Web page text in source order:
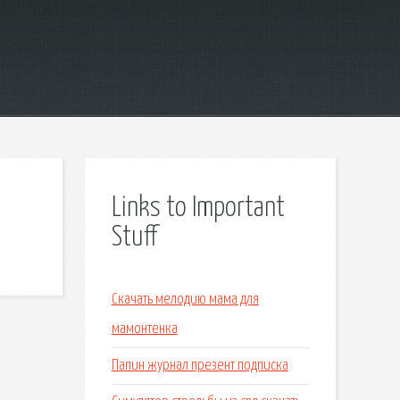
Links to Important
Stuff
Скачать мелодию мама для
мамонтенка
Папин журнал презент подписка